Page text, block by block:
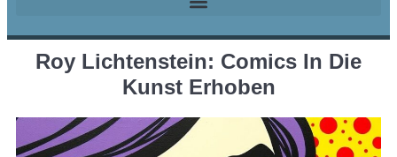
Roy Lichtenstein: Comics In Die
Kunst Erhoben